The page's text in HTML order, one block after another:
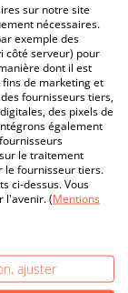
sur notre site
nécessaires.
exemple des
côté serveur) pour
dont il est
fins de marketing et
fournisseurs tiers,
des pixels de
également
le traitement
le fournisseur tiers.
ci-dessus. Vous
l'avenir. (Mentions
ajuster